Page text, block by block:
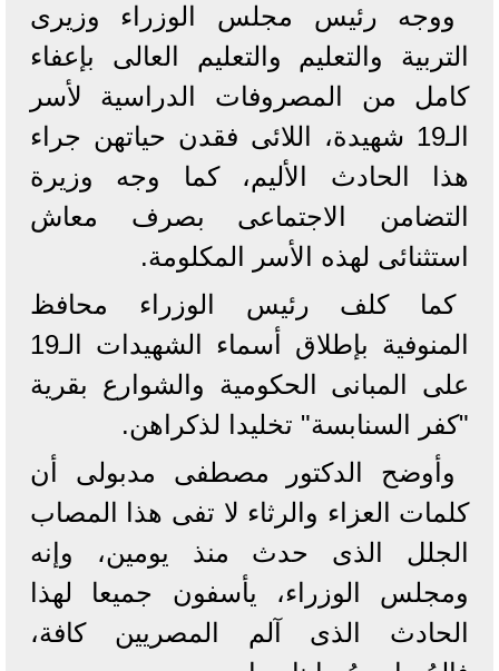
ووجه رئيس مجلس الوزراء وزيرى
التربية والتعليم والتعليم العالى بإعفاء
كامل من المصروفات الدراسية لأسر
الـ19 شهيدة، اللائى فقدن حياتهن جراء
هذا الحادث الأليم، كما وجه وزيرة
التضامن الاجتماعى بصرف معاش
استثنائى لهذه الأسر المكلومة.
كما كلف رئيس الوزراء محافظ
المنوفية بإطلاق أسماء الشهيدات الـ19
على المبانى الحكومية والشوارع بقرية
"كفر السنابسة" تخليدا لذكراهن.
وأوضح الدكتور مصطفى مدبولى أن
كلمات العزاء والرثاء لا تفى هذا المصاب
الجلل الذى حدث منذ يومين، وإنه
ومجلس الوزراء، يأسفون جميعا لهذا
الحادث الذى آلم المصريين كافة،